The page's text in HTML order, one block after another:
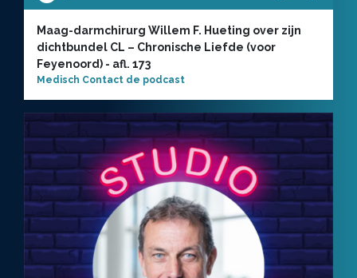
Maag-darmchirurg Willem F. Hueting over zijn
dichtbundel CL – Chronische Liefde (voor
Feyenoord) - afl. 173
Medisch Contact de podcast